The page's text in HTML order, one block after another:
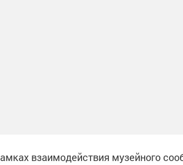
взаимодействия музейного